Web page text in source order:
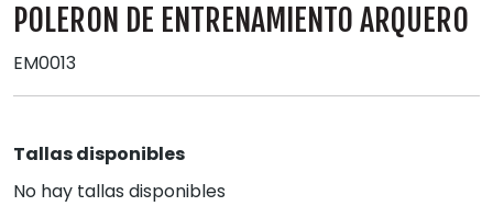
POLERON DE ENTRENAMIENTO ARQUERO
EM0013
Tallas disponibles
No hay tallas disponibles